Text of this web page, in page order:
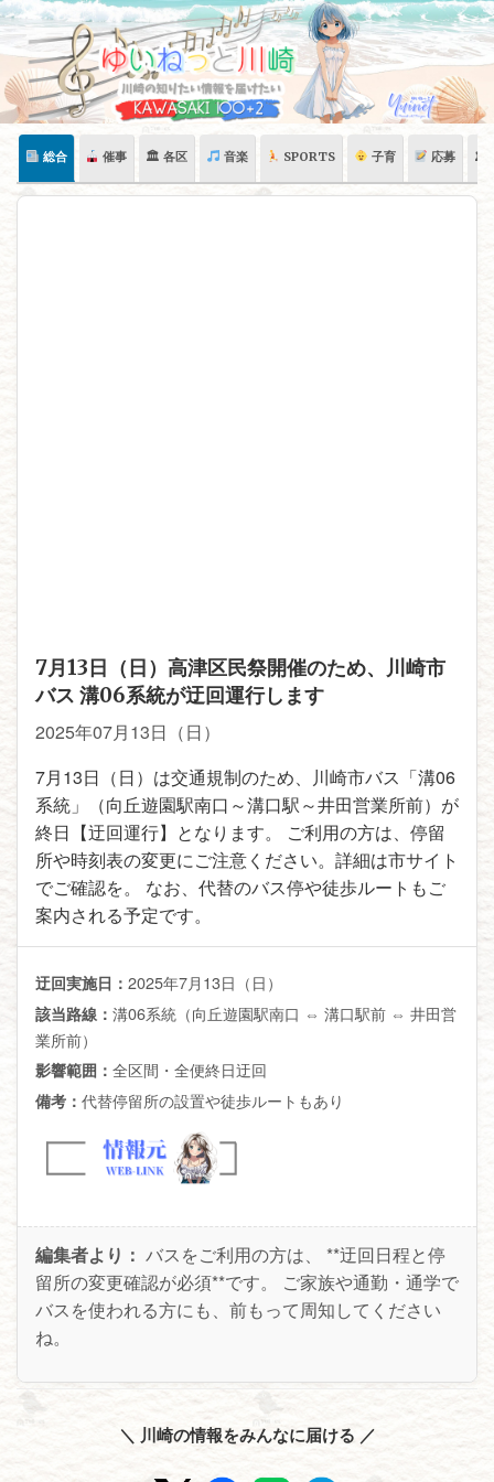
Skip
content
総合 催事 🏛 各区 音楽 SPORTS 子育 応募 🏛
7月13日（日）高津区民祭開催のため、川崎市
バス 溝06系統が迂回運行します
2025年07月13日（日）
7月13日（日）は交通規制のため、川崎市バス「溝06
系統」（向丘遊園駅南口～溝口駅～井田営業所前）が
終日【迂回運行】となります。 ご利用の方は、停留
所や時刻表の変更にご注意ください。詳細は市サイト
でご確認を。 なお、代替のバス停や徒歩ルートもご
案内される予定です。
迂回実施日： 2025年7月13日（日）
該当路線： 溝06系統（向丘遊園駅南口 ⇔ 溝口駅前 ⇔ 井田営
業所前）
影響範囲： 全区間・全便終日迂回
備考： 代替停留所の設置や徒歩ルートもあり
編集者より： バスをご利用の方は、 **迂回日程と停
留所の変更確認が必須**です。 ご家族や通勤・通学で
バスを使われる方にも、前もって周知してください
ね。
＼ 川崎の情報をみんなに届ける ／